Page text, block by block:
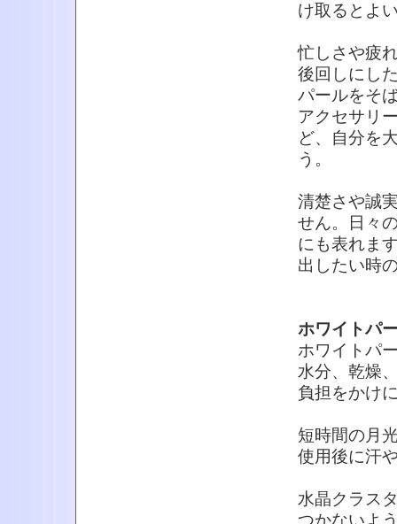
け取るとよ
忙しさや疲
後回しにし
パールをそ
アクセサリ
ど、自分を
う。
清楚さや誠
せん。日々
にも表れま
出したい時
ホワイトパ
ホワイトパ
水分、乾燥
負担をかけ
短時間の月
使用後に汗
水晶クラス
つかないよ